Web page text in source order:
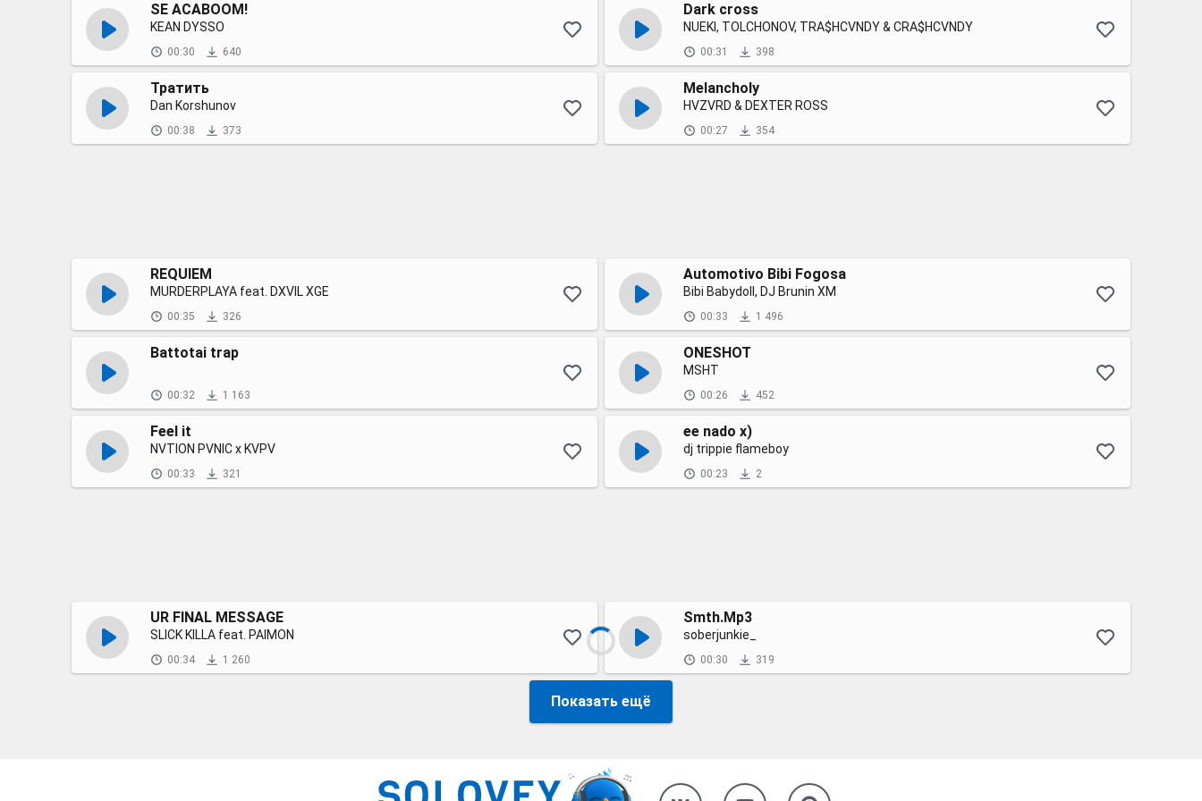
SE ACABOOM!
KEAN DYSSO
00:30 640
Dark cross
NUEKI, TOLCHONOV, TRA$HCVNDY & CRA$HCVNDY
00:31 398
Тратить
Dan Korshunov
00:38 373
Melancholy
HVZVRD & DEXTER ROSS
00:27 354
REQUIEM
MURDERPLAYA feat. DXVIL XGE
00:35 326
Automotivo Bibi Fogosa
Bibi Babydoll, DJ Brunin XM
00:33 1 496
Battotai trap
00:32 1 163
ONESHOT
MSHT
00:26 452
Feel it
NVTION PVNIC x KVPV
00:33 321
ee nado x)
dj trippie flameboy
00:23 2
UR FINAL MESSAGE
SLICK KILLA feat. PAIMON
00:34 1 260
Smth.Mp3
soberjunkie_
00:30 319
Показать ещё